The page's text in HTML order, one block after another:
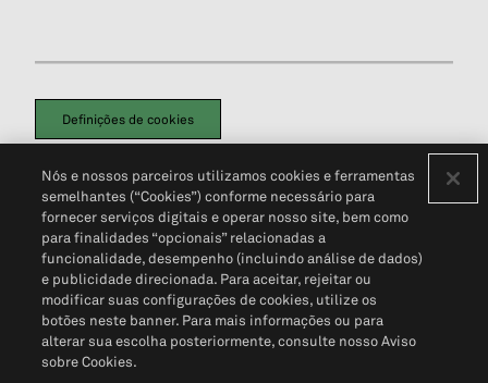
Definições de cookies
Política de PrivacidadePortal de privacidade do cliente (em inglês)
Não Venda Minhas Informações Pessoais© 2026 S&P Global
Nós e nossos parceiros utilizamos cookies e ferramentas
semelhantes (“Cookies”) conforme necessário para
fornecer serviços digitais e operar nosso site, bem como
para finalidades “opcionais” relacionadas a
funcionalidade, desempenho (incluindo análise de dados)
e publicidade direcionada. Para aceitar, rejeitar ou
modificar suas configurações de cookies, utilize os
botões neste banner. Para mais informações ou para
alterar sua escolha posteriormente, consulte nosso Aviso
sobre Cookies.